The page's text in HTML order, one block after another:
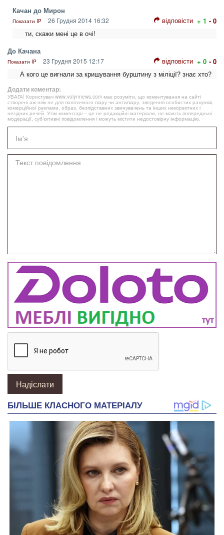
Качан до Мирон
Показати IP 26 Грудня 2014 16:32 відповісти + 1 - 0
ти, скажи мені це в очі!
До Качана
Показати IP 23 Грудня 2015 12:17 відповісти + 0 - 0
А кого це вигнали за кришування бурштину з міліції? знає хто?
Додати коментар:
УВАГА! Користувач www.volynnews.com має розуміти, що коментування на сайті
створені аж ніяк не для політичного піару чи антипіару, зведення особистих рахунків,
комерційної реклами, образ, безпідставних звинувачень та інших некоректних і
негідних речей. Утім коментарі – це не редакційні матеріали, не мають попередньої
модерації, суб’єктивні повідомлення і можуть містити недостовірну інформацію.